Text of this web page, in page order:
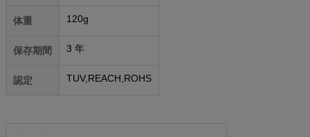
体重 120g
保存期間 3 年
認定 TUV,REACH,ROHS